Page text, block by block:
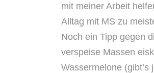
mit meiner Arbeit
Alltag mit MS zu
Noch ein Tipp gegen
verspeise Massen
Wassermelone (gibt’s